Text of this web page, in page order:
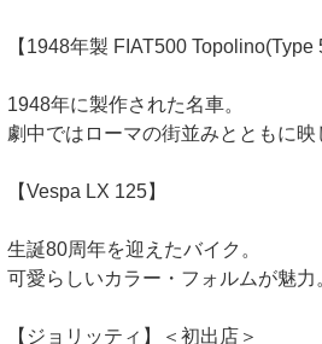
【1948年製 FIAT500 Topolino(Type
1948年に製作された名車。
劇中ではローマの街並みとともに映
【Vespa LX 125】
生誕80周年を迎えたバイク。
可愛らしいカラー・フォルムが魅力
【ジョリッティ】＜初出店＞